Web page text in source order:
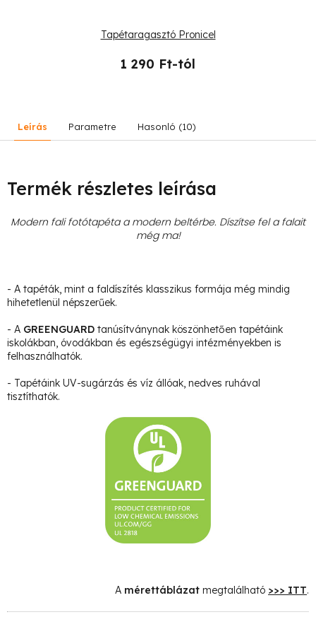
Tapétaragasztó Pronicel
1 290 Ft-tól
Leírás Parametre Hasonló (10)
Termék részletes leírása
Modern fali fotótapéta a modern beltérbe. Díszítse fel a falait
még ma!
- A tapéták, mint a faldíszítés klasszikus formája még mindig
hihetetlenül népszerűek.
- A GREENGUARD tanúsítványnak köszönhetően tapétáink
iskolákban, óvodákban és egészségügyi intézményekben is
felhasználhatók.
- Tapétáink UV-sugárzás és víz állóak, nedves ruhával
tisztíthatók.
A mérettáblázat megtalálható >>> ITT.